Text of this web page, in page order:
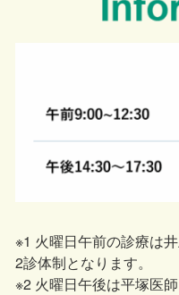
※1 火曜日午前の診療は
2診体制となります。
※2 火曜日午後は平塚医